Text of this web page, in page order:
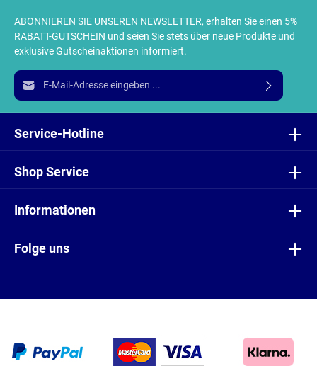
ABONNIEREN SIE UNSEREN NEWSLETTER, erhalten Sie einen 5%
RABATT-GUTSCHEIN und seien Sie stets über neue Produkte und
exklusive Gutscheinaktionen informiert.
E-Mail-Adresse*
Ich habe dieDatenschutzbestimmungenzur Kenntnis
einverstanden.
Folge uns
Service-Hotline
Shop Service
Informationen